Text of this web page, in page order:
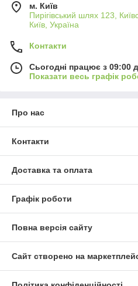
м. Київ
Пирігівський шлях 123,
Київ, Україна
Контакти
Сьогодні працює з 09:00
Показати весь графік
Про нас
Контакти
Доставка та оплата
Графік роботи
Повна версія сайту
Сайт створено на